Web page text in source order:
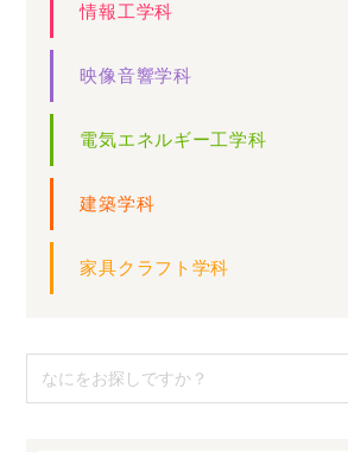
情報工学科
映像音響学科
電気エネルギー工学科
建築学科
家具クラフト学科